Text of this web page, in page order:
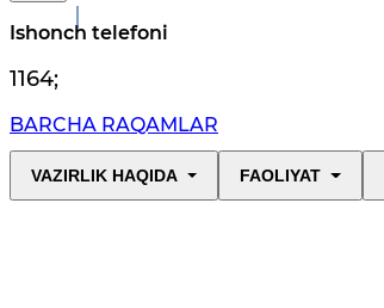
Ishonch telefoni
1164;
BARCHA RAQAMLAR
VAZIRLIK HAQIDA FAOLIYAT